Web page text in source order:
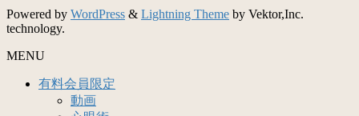
Powered by WordPress & Lightning Theme by Vektor,Inc.
technology.
MENU
有料会員限定
動画